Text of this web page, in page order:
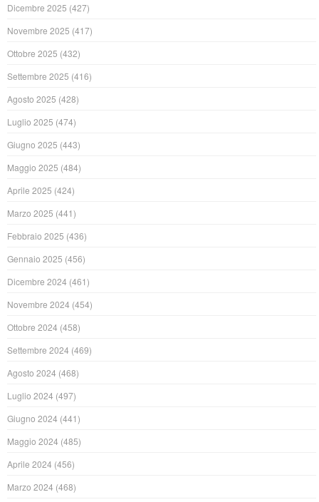
Dicembre 2025 (427)
Novembre 2025 (417)
Ottobre 2025 (432)
Settembre 2025 (416)
Agosto 2025 (428)
Luglio 2025 (474)
Giugno 2025 (443)
Maggio 2025 (484)
Aprile 2025 (424)
Marzo 2025 (441)
Febbraio 2025 (436)
Gennaio 2025 (456)
Dicembre 2024 (461)
Novembre 2024 (454)
Ottobre 2024 (458)
Settembre 2024 (469)
Agosto 2024 (468)
Luglio 2024 (497)
Giugno 2024 (441)
Maggio 2024 (485)
Aprile 2024 (456)
Marzo 2024 (468)